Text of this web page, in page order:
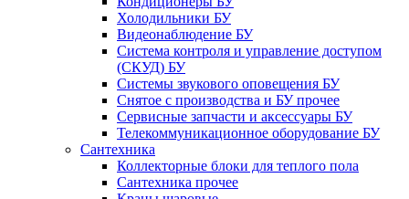
Холодильники БУ
Видеонаблюдение БУ
Система контроля и управление доступом
(СКУД) БУ
Системы звукового оповещения БУ
Снятое с производства и БУ прочее
Сервисные запчасти и аксессуары БУ
Телекоммуникационное оборудование БУ
Сантехника
Коллекторные блоки для теплого пола
Сантехника прочее